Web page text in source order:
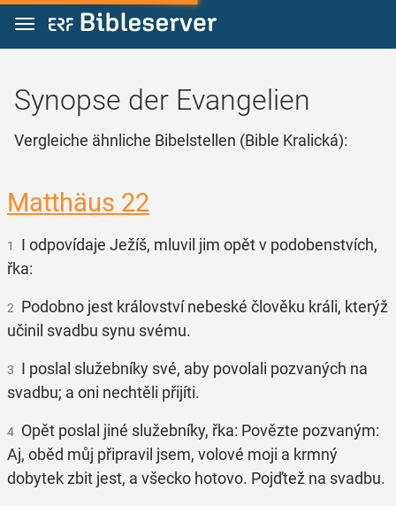
Zum Inhalt springen
Synopse der Evangelien
Vergleiche ähnliche Bibelstellen (Bible Kralická):
Matthäus 22
1
I odpovídaje Ježíš, mluvil jim opět v podobenstvích,
řka:
2 Podobno jest království nebeské člověku králi, kterýž
učinil svadbu synu svému.
3 I poslal služebníky své, aby povolali pozvaných na
svadbu; a oni nechtěli přijíti.
4 Opět poslal jiné služebníky, řka: Povězte pozvaným:
Aj, oběd můj připravil jsem, volové moji a krmný
dobytek zbit jest, a všecko hotovo. Pojďtež na svadbu.